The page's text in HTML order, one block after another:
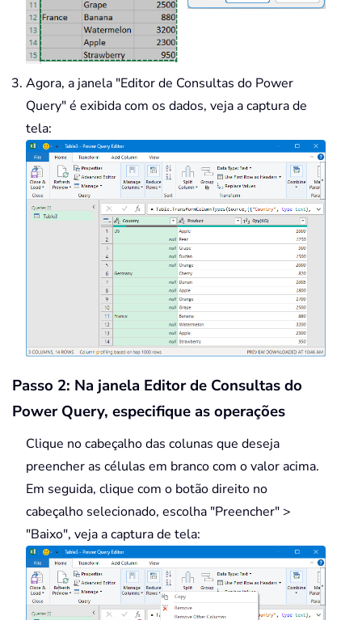
Agora, a janela "Editor de Consultas do Power
Query" é exibida com os dados, veja a captura de
tela:
Passo 2: Na janela Editor de Consultas do
Power Query, especifique as operações
Clique no cabeçalho das colunas que deseja
preencher as células em branco com o valor acima.
Em seguida, clique com o botão direito no
cabeçalho selecionado, escolha "Preencher" >
"Baixo", veja a captura de tela: